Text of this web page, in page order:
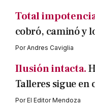
Total
cobró, caminó y
PorAndres Caviglia
Ilusión intacta.
Talleres sigue en
PorEl Editor Mendoza